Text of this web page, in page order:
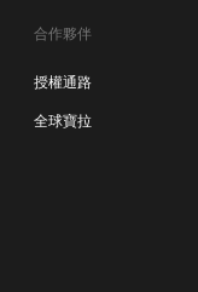
合作夥伴
授權通路
全球寶拉